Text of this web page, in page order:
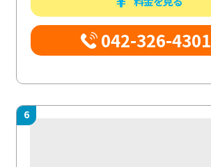
042-326-4301
6